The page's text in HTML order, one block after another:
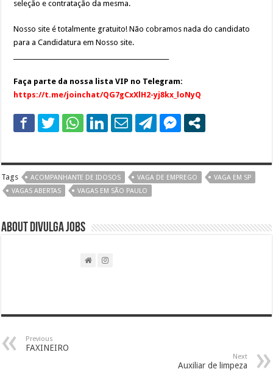
seleção e contratação da mesma.
Nosso site é totalmente gratuito! Não cobramos nada do candidato
para a Candidatura em Nosso site.
Faça parte da nossa lista VIP no Telegram:
https://t.me/joinchat/QG7gCxXlH2-yj8kx_loNyQ
Tags ACOMPANHANTE DE IDOSOS VAGA DE EMPREGO
VAGA EM SP
VAGAS ABERTAS
VAGAS EM SÃO PAULO
About DIVULGA JOBS
Previous
FAXINEIRO
Next
Auxiliar de limpeza